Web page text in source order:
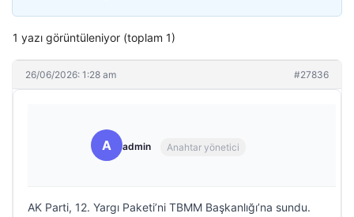
1 yazı görüntüleniyor (toplam 1)
26/06/2026: 1:28 am #27836
A admin Anahtar yönetici
AK Parti, 12. Yargı Paketi’ni TBMM Başkanlığı’na sundu.